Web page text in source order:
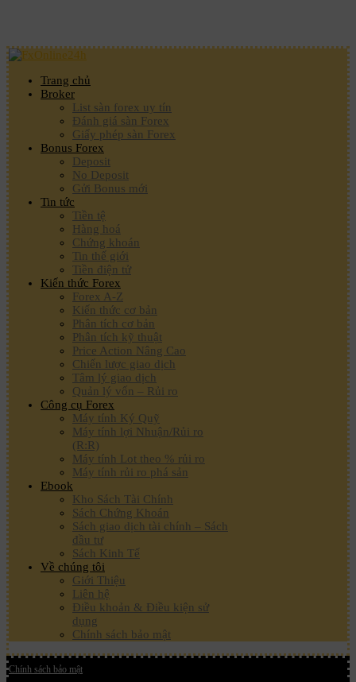
Trang chủ
Broker
List sàn forex uy tín
Đánh giá sàn Forex
Giấy phép sàn Forex
Bonus Forex
Deposit
No Deposit
Gửi Bonus mới
Tin tức
Tiền tệ
Hàng hoá
Chứng khoán
Tin thế giới
Tiền điện tử
Kiến thức Forex
Forex A-Z
Kiến thức cơ bản
Phân tích cơ bản
Phân tích kỹ thuật
Price Action Nâng Cao
Chiến lược giao dịch
Tâm lý giao dịch
Quản lý vốn – Rủi ro
Công cụ Forex
Máy tính Ký Quỹ
Máy tính lợi Nhuận/Rủi ro
(R:R)
Máy tính Lot theo % rủi ro
Máy tính rủi ro phá sản
Ebook
Kho Sách Tài Chính
Sách Chứng Khoán
Sách giao dịch tài chính – Sách
đầu tư
Sách Kinh Tế
Về chúng tôi
Giới Thiệu
Liên hệ
Điều khoản & Điều kiện sử
dụng
Chính sách bảo mật
Chính sách bảo mật